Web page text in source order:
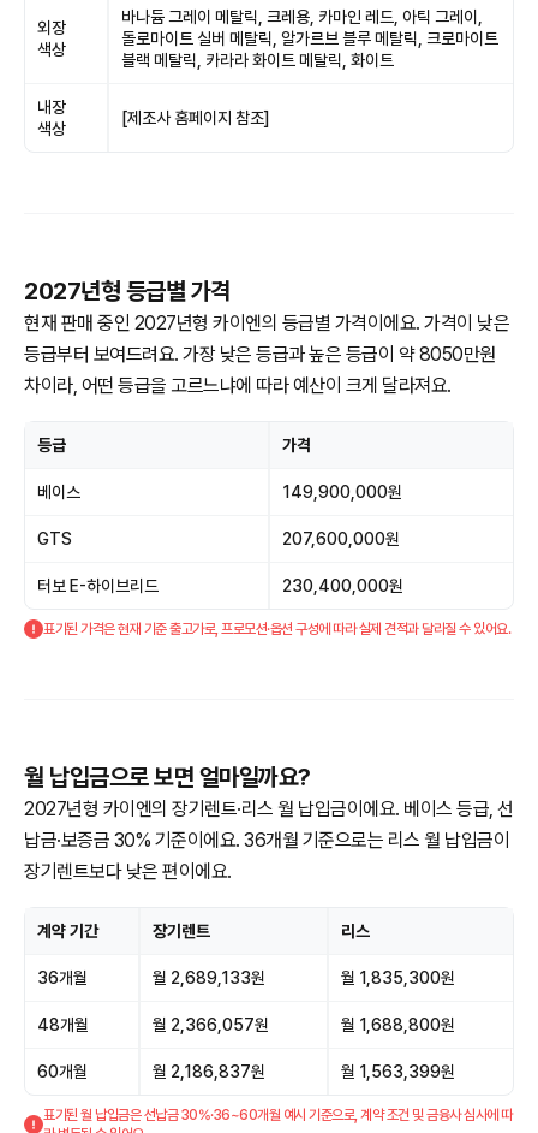
외장
색상
바나듐 그레이 메탈릭, 크레용, 카마인 레드, 아틱 그레이,
돌로마이트 실버 메탈릭, 알가르브 블루 메탈릭, 크로마이트
블랙 메탈릭, 카라라 화이트 메탈릭, 화이트
내장
색상
[제조사 홈페이지 참조]
2027년형 등급별 가격
현재 판매 중인 2027년형 카이엔의 등급별 가격이에요. 가격이 낮은
등급부터 보여드려요. 가장 낮은 등급과 높은 등급이 약 8050만원
차이라, 어떤 등급을 고르느냐에 따라 예산이 크게 달라져요.
등급 가격
베이스 149,900,000원
GTS 207,600,000원
터보 E-하이브리드 230,400,000원
표기된 가격은 현재 기준 출고가로, 프로모션·옵션 구성에 따라 실제 견적과 달라질 수 있어요.
월 납입금으로 보면 얼마일까요?
2027년형 카이엔의 장기렌트·리스 월 납입금이에요. 베이스 등급, 선
납금·보증금 30% 기준이에요. 36개월 기준으로는 리스 월 납입금이
장기렌트보다 낮은 편이에요.
계약 기간 장기렌트 리스
36개월 월 2,689,133원 월 1,835,300원
48개월 월 2,366,057원 월 1,688,800원
60개월 월 2,186,837원 월 1,563,399원
표기된 월 납입금은 선납금 30%·36~60개월 예시 기준으로, 계약 조건 및 금융사 심사에 따